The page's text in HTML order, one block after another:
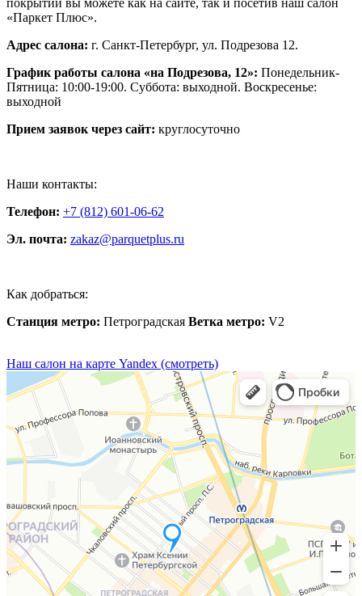
«Паркет Плюс».
Адрес салона: г. Санкт-Петербург, ул. Подрезова 12.
График работы салона «на Подрезова, 12»: Понедельник-
Пятница: 10:00-19:00. Суббота: выходной. Воскресенье:
выходной
Прием заявок через сайт: круглосуточно
Наши контакты:
Телефон: +7 (812) 601-06-62
Эл. почта: zakaz@parquetplus.ru
Как добраться:
Станция метро: Петроградская Ветка метро: V2
Наш салон на карте Yandex (смотреть)